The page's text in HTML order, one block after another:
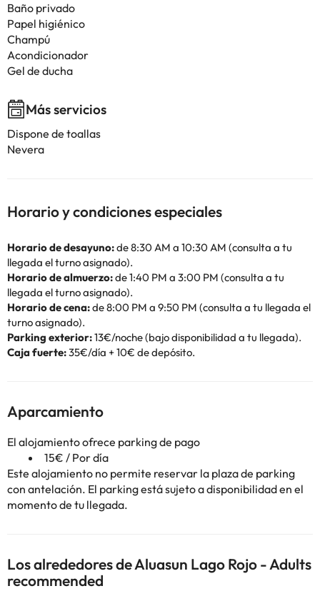
Baño privado
Papel higiénico
Champú
Acondicionador
Gel de ducha
Más servicios
Dispone de toallas
Nevera
Horario y condiciones especiales
Horario de desayuno:de 8:30 AM a 10:30 AM (consulta a tu
llegada el turno asignado).
Horario de almuerzo:de 1:40 PM a 3:00 PM (consulta a tu
llegada el turno asignado).
Horario de cena:de 8:00 PM a 9:50 PM (consulta a tu llegada el
turno asignado).
Parking exterior:13€/noche (bajo disponibilidad a tu llegada).
Caja fuerte:35€/día + 10€ de depósito.
Aparcamiento
El alojamiento ofrece parking de pago
15€ / Por día
Este alojamiento no permite reservar la plaza de parking
con antelación. El parking está sujeto a disponibilidad en el
momento de tu llegada.
Los alrededores de Aluasun Lago Rojo - Adults
recommended